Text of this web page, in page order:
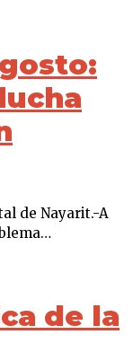
de Nayarit.-A
de la